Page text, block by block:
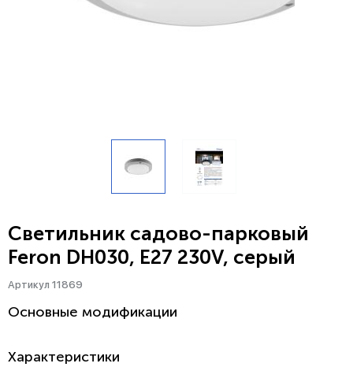
Светильник садово-парковый
Feron DH030, E27 230V, серый
Артикул 11869
Основные модификации
Характеристики